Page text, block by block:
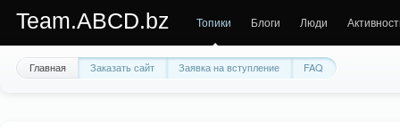
Team.ABCD.bz Топики Блоги Люди
Главная Заказать сайт Заявка на вступление FAQ